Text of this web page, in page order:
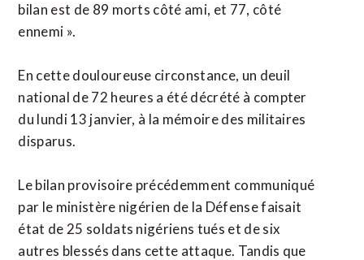
bilan est de 89 morts côté ami, et 77, côté
ennemi ».
En cette douloureuse circonstance, un deuil
national de 72 heures a été décrété à compter
du lundi 13 janvier, à la mémoire des militaires
disparus.
Le bilan provisoire précédemment communiqué
par le ministère nigérien de la Défense faisait
état de 25 soldats nigériens tués et de six
autres blessés dans cette attaque. Tandis que